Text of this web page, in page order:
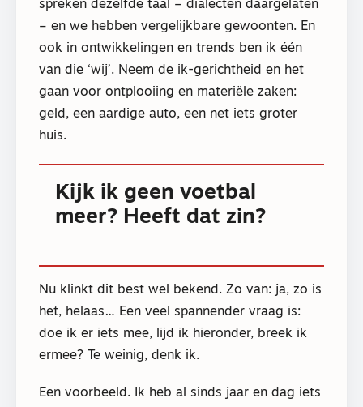
spreken dezelfde taal – dialecten daargelaten
– en we hebben vergelijkbare gewoonten. En
ook in ontwikkelingen en trends ben ik één
van die ‘wij’. Neem de ik-gerichtheid en het
gaan voor ontplooiing en materiële zaken:
geld, een aardige auto, een net iets groter
huis.
Kijk ik geen voetbal
meer? Heeft dat zin?
Nu klinkt dit best wel bekend. Zo van: ja, zo is
het, helaas… Een veel spannender vraag is:
doe ik er iets mee, lijd ik hieronder, breek ik
ermee? Te weinig, denk ik.
Een voorbeeld. Ik heb al sinds jaar en dag iets